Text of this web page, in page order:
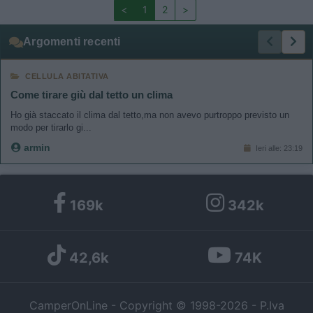
< 1 2 >
Argomenti recenti
CELLULA ABITATIVA
Come tirare giù dal tetto un clima
Ho già staccato il clima dal tetto,ma non avevo purtroppo previsto un
modo per tirarlo gi...
armin Ieri alle: 23:19
169k 342k
42,6k 74K
CamperOnLine - Copyright © 1998-2026 - P.Iva